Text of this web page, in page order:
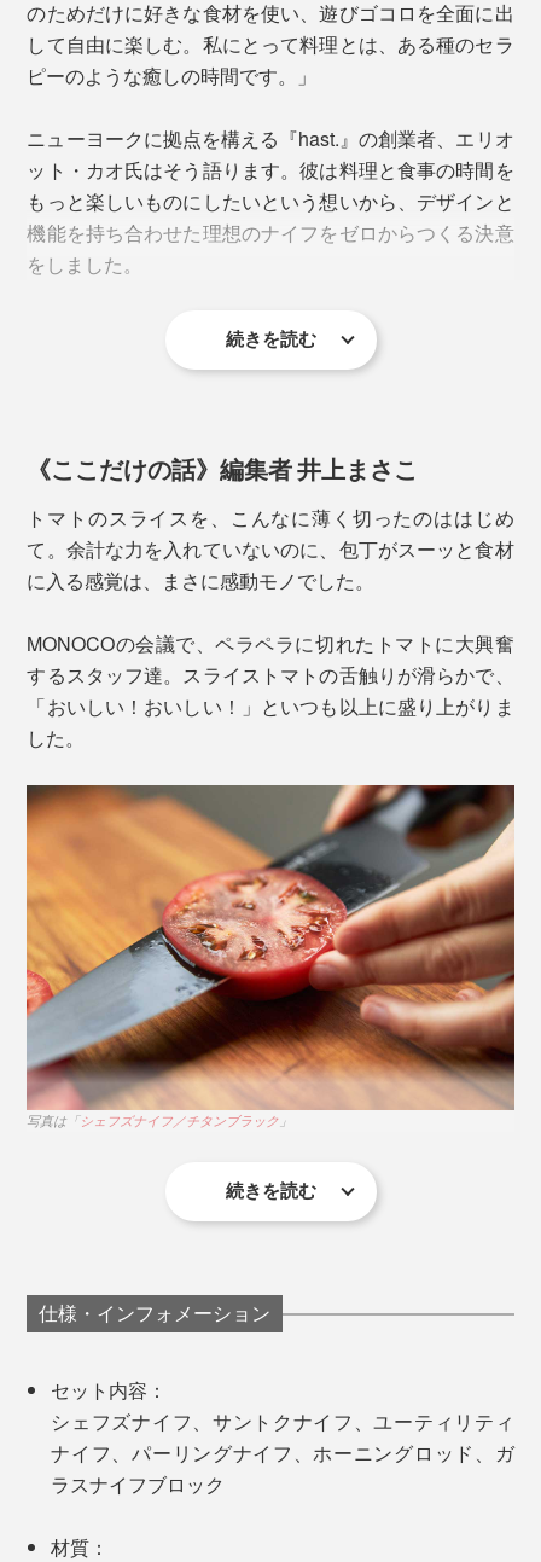
写真は「サントクナイフ／チタンブラック 」
サントクナイフについて詳しく見る >>
3. ユーティリティナイフ
きくユーティリティナイフ。シェフズナイフをそのまま
小さくしたような形状で扱いやすく、果物の皮むきカッ
ト、ハムやベーコン、お肉の切り分け、薬味切りなどに
とても便利。
写真は「 ユーティリティナイフ／チタンゴールド
鋭い先端を使って、鶏肉の筋切りや余分な脂肪を取り除
くといった、細かい作業にも最適です。
きるのでお店でも重宝されています。
のためだけに好きな食材を使い、遊びゴコロを全面に出
して自由に楽しむ。私にとって料理とは、ある種のセラ
ピーのような癒しの時間です。」
ニューヨークに拠点を構える『hast.』の創業者、エリオ
ット・カオ氏はそう語ります。彼は料理と食事の時間を
もっと楽しいものにしたいという想いから、デザインと
機能を持ち合わせた理想のナイフをゼロからつくる決意
をしました。
鋼材開発のプロフェッショナルやプロダクションパート
ナーとチームを組み、「マトリックスパウダーハイス」
誰の手にも馴染むミニマムなデザインを追求し、エンジ
ニアリングから生産工程、品質管理までのすべてを、3
彼らの理想を完璧にカタチにするまでに試作を重ねたプ
続きを読む
《ここだけの話》編集者 井上まさこ
トマトのスライスを、こんなに薄く切ったのははじめ
て。余計な力を入れていないのに、包丁がスーッと食材
に入る感覚は、まさに感動モノでした。
MONOCOの会議で、ペラペラに切れたトマトに大興奮
するスタッフ達。スライストマトの舌触りが滑らかで、
「おいしい！おいしい！」といつも以上に盛り上がりま
した。
写真は「シェフズナイフ／チタンブラック 」
「切る」が変わるだけで、料理ってこんなにもモチベー
ました。
「食材を切る・刻む」という行為は、集中して無心で取
り組めるから、エネルギーの発散につながり、ある種
続きを読む
仕様・インフォメーション
セット内容：
シェフズナイフ、サントクナイフ、ユーティリティ
ナイフ、パーリングナイフ、ホーニングロッド、ガ
ラスナイフブロック
材質：